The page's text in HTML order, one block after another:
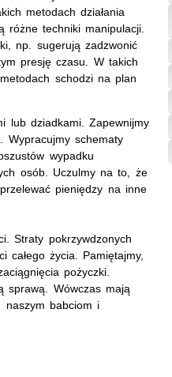
metodach działania
różne techniki manipulacji.
np. sugerują zadzwonić
presję czasu. W takich
schodzi na plan
lub dziadkami. Zapewnijmy
Wypracujmy schematy
wypadku
osób. Uczulmy na to, że
pieniędzy na inne
Straty pokrzywdzonych
życia. Pamiętajmy,
pożyczki.
sprawą. Wówczas mają
naszym babciom i